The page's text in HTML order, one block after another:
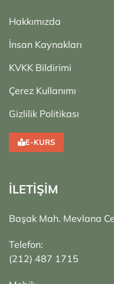
Hakkımızda
İnsan Kaynakları
KVKK Bildirimi
Çerez Kullanımı
Gizlilik Politikası
E-KURS
İLETİŞİM
Başak Mah. Mevlana
Telefon:
(212) 487 1715